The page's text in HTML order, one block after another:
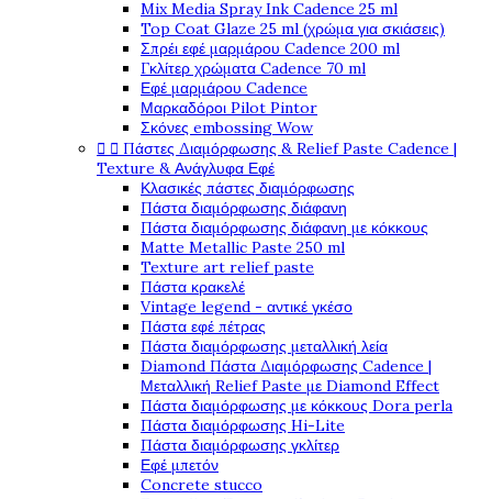
Mix Media Spray Ink Cadence 25 ml
Top Coat Glaze 25 ml (χρώμα για σκιάσεις)
Σπρέι εφέ μαρμάρου Cadence 200 ml
Γκλίτερ χρώματα Cadence 70 ml
Εφέ μαρμάρου Cadence
Μαρκαδόροι Pilot Pintor
Σκόνες embossing Wow
  Πάστες Διαμόρφωσης & Relief Paste Cadence |
Texture & Ανάγλυφα Εφέ
Κλασικές πάστες διαμόρφωσης
Πάστα διαμόρφωσης διάφανη
Πάστα διαμόρφωσης διάφανη με κόκκους
Matte Metallic Paste 250 ml
Texture art relief paste
Πάστα κρακελέ
Vintage legend - αντικέ γκέσο
Πάστα εφέ πέτρας
Πάστα διαμόρφωσης μεταλλική λεία
Diamond Πάστα Διαμόρφωσης Cadence |
Μεταλλική Relief Paste με Diamond Effect
Πάστα διαμόρφωσης με κόκκους Dora perla
Πάστα διαμόρφωσης Hi-Lite
Πάστα διαμόρφωσης γκλίτερ
Εφέ μπετόν
Concrete stucco